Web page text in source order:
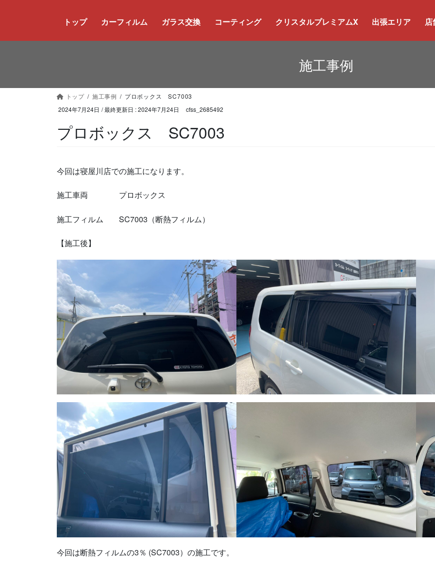
ン
動
ー
に
トップ カーフィルム ガラス交換 コーティング クリスタルプレミアムX 出張エリア 店
施工事例
トップ 施工事例
プロボックス SC7003
2024年7月24日 / 最終更新日 :2024年7月24日 cfss_2685492
プロボックス SC7003
今回は寝屋川店での施工になります。
施工車両 プロボックス
施工フィルム SC7003（断熱フィルム）
【施工後】
今回は断熱フィルムの3％ (SC7003）の施工です。